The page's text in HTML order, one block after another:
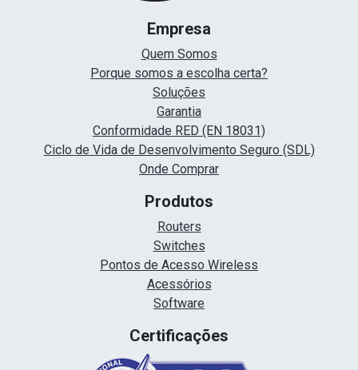
Empresa
Quem Somos
Porque somos a escolha certa?
Soluções
Garantia
Conformidade RED (EN 18031)
Ciclo de Vida de Desenvolvimento Seguro (SDL)
Onde Comprar
Produtos
Routers
Switches
Pontos de Acesso Wireless
Acessórios
Software
Certificações